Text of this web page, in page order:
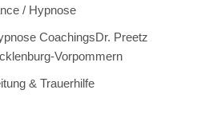
/ Hypnose
CoachingsDr. Preetz
Vorpommern
& Trauerhilfe